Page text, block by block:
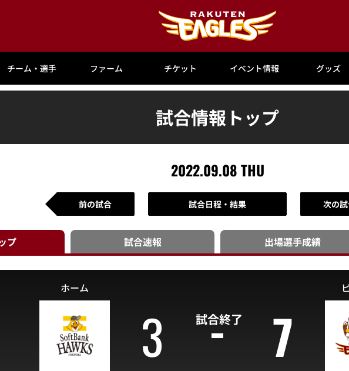
チーム・選手 ファーム チケット イベント情報 グッズ
試合情報トップ
2022.09.08 THU
前の試合 試合日程・結果 次の
プ 試合速報 出場選手成績
試合終了
ホーム
3 7